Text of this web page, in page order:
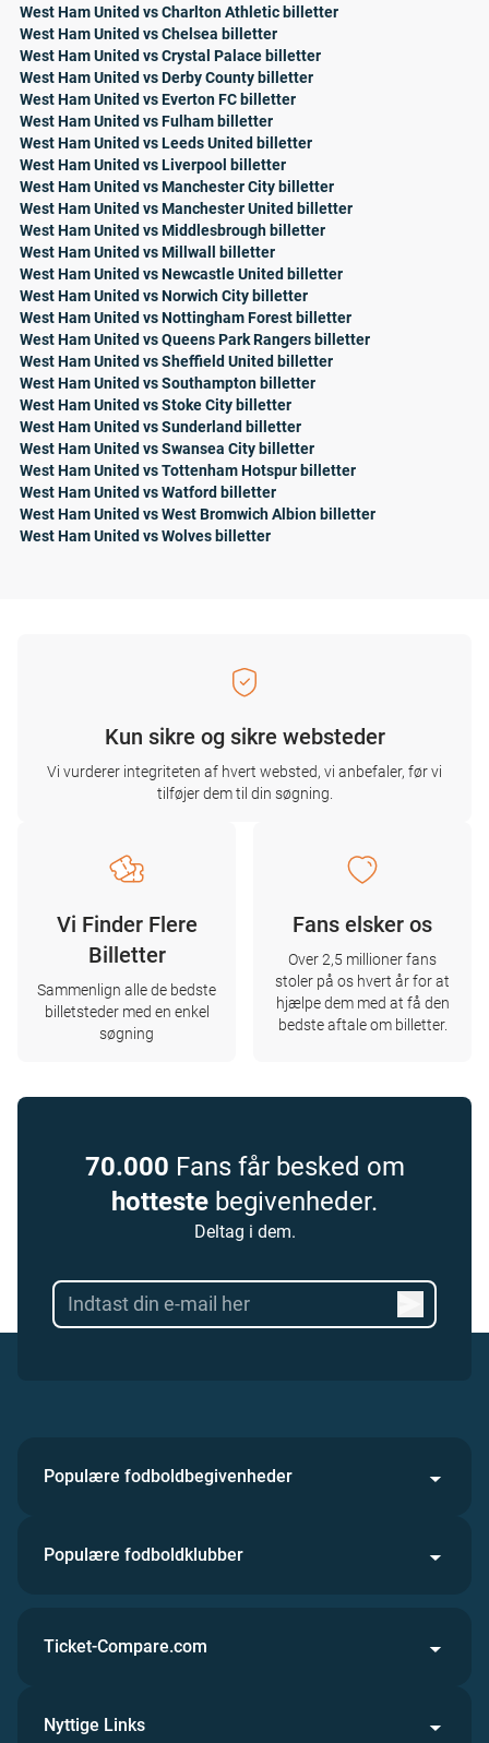
West Ham United vs Charlton Athletic billetter
West Ham United vs Chelsea billetter
West Ham United vs Crystal Palace billetter
West Ham United vs Derby County billetter
West Ham United vs Everton FC billetter
West Ham United vs Fulham billetter
West Ham United vs Leeds United billetter
West Ham United vs Liverpool billetter
West Ham United vs Manchester City billetter
West Ham United vs Manchester United billetter
West Ham United vs Middlesbrough billetter
West Ham United vs Millwall billetter
West Ham United vs Newcastle United billetter
West Ham United vs Norwich City billetter
West Ham United vs Nottingham Forest billetter
West Ham United vs Queens Park Rangers billetter
West Ham United vs Sheffield United billetter
West Ham United vs Southampton billetter
West Ham United vs Stoke City billetter
West Ham United vs Sunderland billetter
West Ham United vs Swansea City billetter
West Ham United vs Tottenham Hotspur billetter
West Ham United vs Watford billetter
West Ham United vs West Bromwich Albion billetter
West Ham United vs Wolves billetter
Kun sikre og sikre websteder
Vi vurderer integriteten af ​​hvert websted, vi anbefaler, før vi
tilføjer dem til din søgning.
Vi Finder Flere
Billetter
Sammenlign alle de bedste
billetsteder med en enkel
søgning
Fans elsker os
Over 2,5 millioner fans
stoler på os hvert år for at
hjælpe dem med at få den
bedste aftale om billetter.
70.000 Fans får besked om
hotteste begivenheder.
Deltag i dem.
Populære fodboldbegivenheder
Populære fodboldklubber
Ticket-Compare.com
Nyttige Links